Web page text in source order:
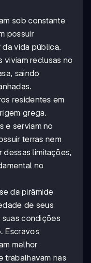
sob constante
possuir
vida pública.
viviam reclusas no
saindo
residentes em
grega.
e serviam no
terras nem
dessas limitações,
no
da pirâmide
de seus
condições
Escravos
melhor
trabalhavam nas